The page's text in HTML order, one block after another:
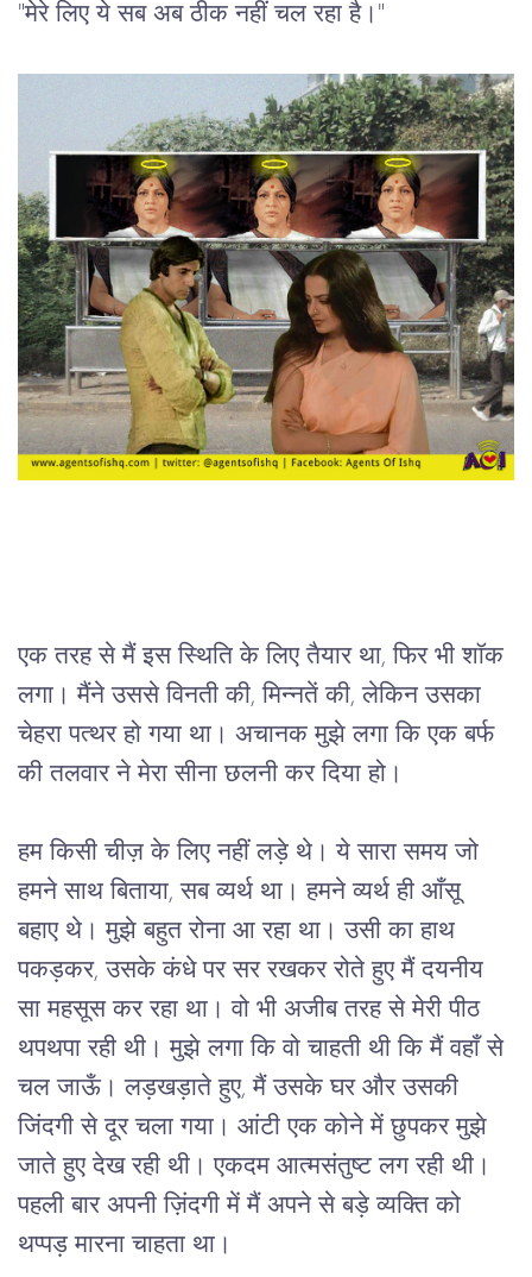
"मेरे लिए ये सब अब ठीक नहीं चल रहा है। "
एक तरह से मैं इस स्थिति के लिए तैयार था, फिर भी शॉक
लगा। मैंने उससे विनती की, मिन्नतें की, लेकिन उसका
चेहरा पत्थर हो गया था। अचानक मुझे लगा कि एक बर्फ
की तलवार ने मेरा सीना छलनी कर दिया हो।
हम किसी चीज़ के लिए नहीं लड़े थे। ये सारा समय जो
हमने साथ बिताया, सब व्यर्थ था। हमने व्यर्थ ही आँसू
बहाए थे। मुझे बहुत रोना आ रहा था। उसी का हाथ
पकड़कर, उसके कंधे पर सर रखकर रोते हुए मैं दयनीय
सा महसूस कर रहा था। वो भी अजीब तरह से मेरी पीठ
थपथपा रही थी। मुझे लगा कि वो चाहती थी कि मैं वहाँ से
चल जाऊँ। लड़खड़ाते हुए, मैं उसके घर और उसकी
जिंदगी से दूर चला गया। आंटी एक कोने में छुपकर मुझे
जाते हुए देख रही थी। एकदम आत्मसंतुष्ट लग रही थी।
पहली बार अपनी ज़िंदगी में मैं अपने से बड़े व्यक्ति को
थप्पड़ मारना चाहता था।